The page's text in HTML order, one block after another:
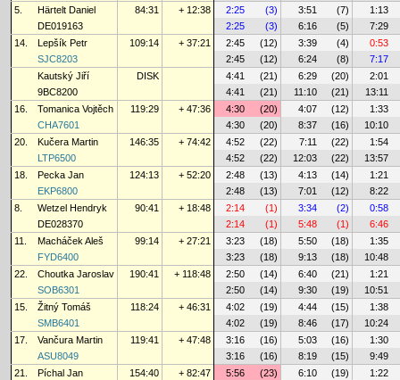
5.
Härtelt Daniel 84:31 + 12:38 2:25 (3) 3:51 (7)
1:13
DE019163
2:25 (3) 6:16 (5)
7:29
14.
Lepšík Petr 109:14 + 37:21 2:45 (12) 3:39 (4)
0:53
SJC8203
2:45 (12) 6:24 (8)
7:17
Kautský Jiří
DISK 4:41 (21) 6:29 (20)
2:01
9BC8200
4:41 (21) 11:10 (21)
13:11
16.
Tomanica Vojtěch 119:29 + 47:36 4:30 (20) 4:07 (12)
1:33
CHA7601
4:30 (20) 8:37 (16)
10:10
20.
Kučera Martin 146:35 + 74:42 4:52 (22) 7:11 (22)
1:54
LTP6500
4:52 (22) 12:03 (22)
13:57
18.
Pecka Jan 124:13 + 52:20 2:48 (13) 4:13 (14)
1:21
EKP6800
2:48 (13) 7:01 (12)
8:22
8.
Wetzel Hendryk 90:41 + 18:48 2:14 (1) 3:34 (2)
0:58
DE028370
2:14 (1) 5:48 (1)
6:46
11.
Macháček Aleš 99:14 + 27:21 3:23 (18) 5:50 (18)
1:35
FYD6400
3:23 (18) 9:13 (18)
10:48
22.
Choutka Jaroslav 190:41 + 118:48 2:50 (14) 6:40 (21)
1:21
SOB6301
2:50 (14) 9:30 (19)
10:51
15.
Žitný Tomáš 118:24 + 46:31 4:02 (19) 4:44 (15)
1:38
SMB6401
4:02 (19) 8:46 (17)
10:24
17.
Vančura Martin 119:41 + 47:48 3:16 (16) 5:03 (16)
1:30
ASU8049
3:16 (16) 8:19 (15)
9:49
21.
Píchal Jan 154:40 + 82:47 5:56 (23) 6:10 (19)
1:22